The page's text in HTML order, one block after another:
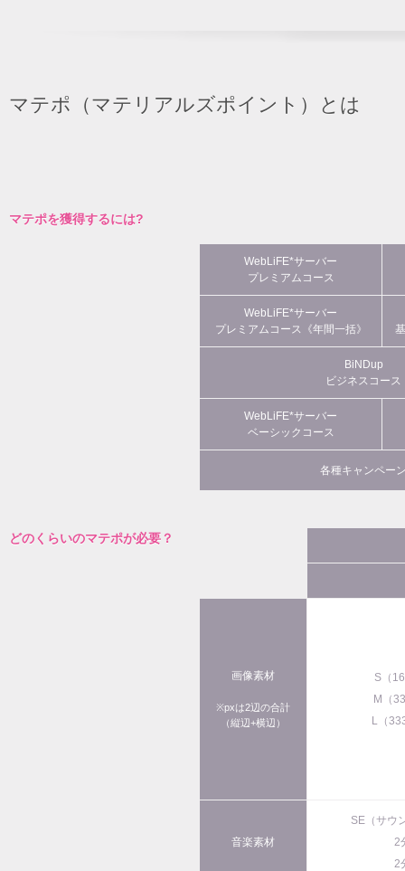
マテポ（マテリアルズポイント）とは
マテポを獲得するには?
WebLiFE*サーバー
プレミアムコース
WebLiFE*サーバー
プレミアムコース《年間一括》
BiNDup
ビジネスコース
WebLiFE*サーバー
ベーシックコース
各種キャンペー
どのくらいのマテポが必要？
画像素材
※pxは2辺の合計
（縦辺+横辺）
S（
M（
L（
音楽素材
SE（サウ
2
2